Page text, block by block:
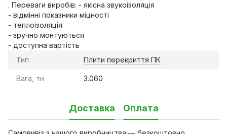
. Переваги виробів: - якісна звукоізоляція
- відмінні показники міцності
- теплоізоляція
- зручно монтуються
- доступна вартість
Тип
Плити перекриття ПК
Вага, тн 3.060
Доставка Оплата